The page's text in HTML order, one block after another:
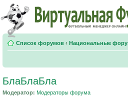
Список форумов ‹ Национальные
БлаБлаБла
Модератор: Модераторы форума